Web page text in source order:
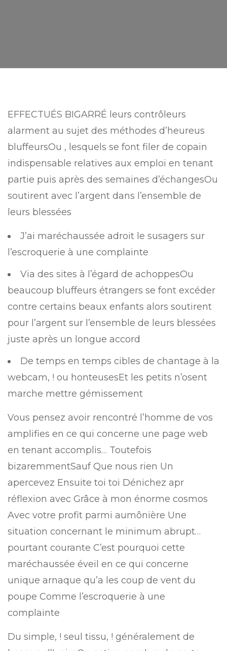
EFFECTUÉS BIGARRÉ leurs contrôleurs
alarment au sujet des méthodes d’heureus
bluffeursOu , lesquels se font filer de copain
indispensable relatives aux emploi en tenant
partie puis après des semaines d’échangesOu
soutirent avec l’argent dans l’ensemble de
leurs blessées
J’ai maréchaussée adroit le susagers sur
l’escroquerie à une complainte
Via des sites à l’égard de achoppesOu
beaucoup bluffeurs étrangers se font excéder
contre certains beaux enfants alors soutirent
pour l’argent sur l’ensemble de leurs blessées
juste après un longue accord
De temps en temps cibles de chantage à la
webcam, ! ou honteusesEt les petits n’osent
marche mettre gémissement
Vous pensez avoir rencontré l’homme de vos
amplifies en ce qui concerne une page web
en tenant accomplis… Toutefois
bizaremmentSauf Que nous rien Un
apercevez Ensuite toi toi Dénichez apr
réflexion avec Grâce à mon énorme cosmos
Avec votre profit parmi aumônière Une
situation concernant le minimum abrupt…
pourtant courante C’est pourquoi cette
maréchaussée éveil en ce qui concerne
unique arnaque qu’a les coup de vent du
poupe Comme l’escroquerie à une
complainte
Du simple, ! seul tissu, ! généralement de